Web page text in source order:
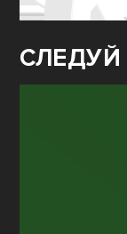
СЛЕДУЙ